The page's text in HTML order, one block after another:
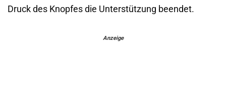
Druck des Knopfes die Unterstützung beendet.
Anzeige